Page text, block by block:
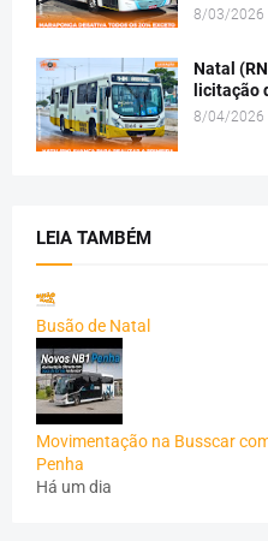
8/03/2026
Natal
licitação
8/04/2026
LEIA TAMBÉM
Busão de Natal
Movimentação na Busscar
Penha
Há um dia